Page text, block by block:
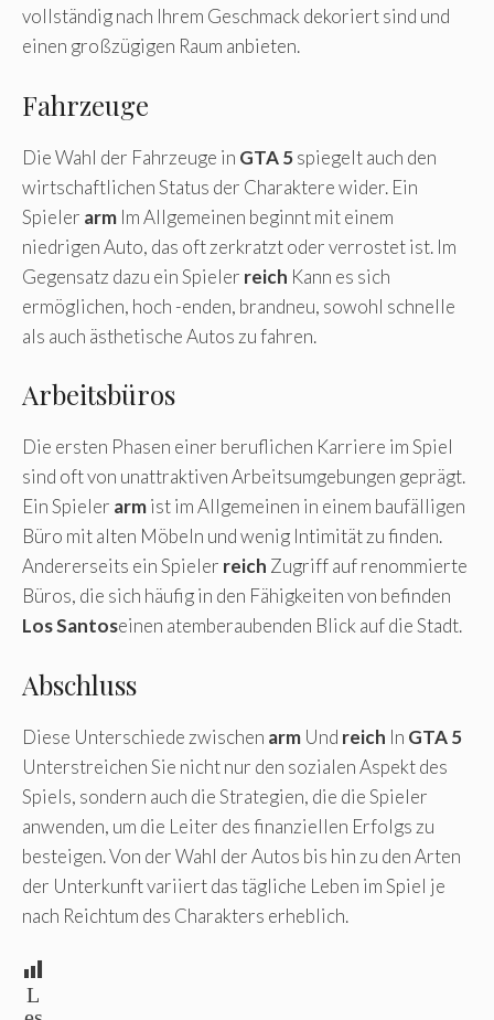
vollständig nach Ihrem Geschmack dekoriert sind und
einen großzügigen Raum anbieten.
Fahrzeuge
Die Wahl der Fahrzeuge in GTA 5spiegelt auch den
wirtschaftlichen Status der Charaktere wider. Ein
Spieler arm Im Allgemeinen beginnt mit einem
niedrigen Auto, das oft zerkratzt oder verrostet ist. Im
Gegensatz dazu ein Spieler reich Kann es sich
ermöglichen, hoch -enden, brandneu, sowohl schnelle
als auch ästhetische Autos zu fahren.
Arbeitsbüros
Die ersten Phasen einer beruflichen Karriere im Spiel
sind oft von unattraktiven Arbeitsumgebungen geprägt.
Ein Spieler armist im Allgemeinen in einem baufälligen
Büro mit alten Möbeln und wenig Intimität zu finden.
Andererseits ein Spieler reich Zugriff auf renommierte
Büros, die sich häufig in den Fähigkeiten von befinden
Los Santoseinen atemberaubenden Blick auf die Stadt.
Abschluss
Diese Unterschiede zwischen arm Und reich In GTA 5
Unterstreichen Sie nicht nur den sozialen Aspekt des
Spiels, sondern auch die Strategien, die die Spieler
anwenden, um die Leiter des finanziellen Erfolgs zu
besteigen. Von der Wahl der Autos bis hin zu den Arten
der Unterkunft variiert das tägliche Leben im Spiel je
nach Reichtum des Charakters erheblich.
L
es